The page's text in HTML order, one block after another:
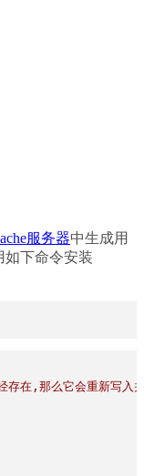
服务器中生成用
如下命令安装
,那么它会重新写入并